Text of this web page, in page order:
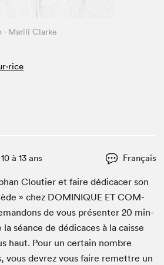
- Marili Clarke
à 13 ans Français
Clouti­er et faire dédi­cac­er son
» chez DOMINIQUE ET COM­
de vous présen­ter20 min­
séance de dédi­caces à la caisse
haut. Pour un cer­tain nom­bre
vous devrez vous faire remet­tre un